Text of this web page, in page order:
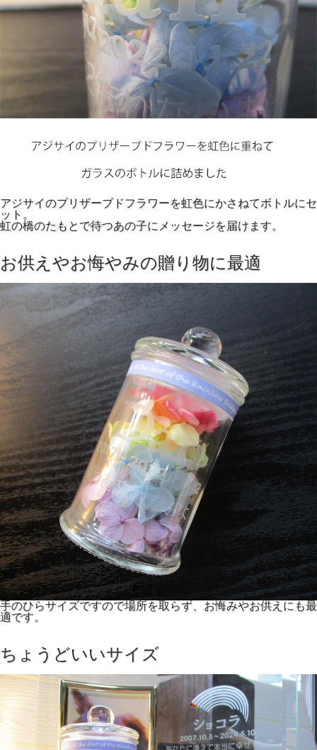
アジサイのプリザーブドフラワーを虹色にかさねてボトルにセ
ット。
虹の橋のたもとで待つあの子にメッセージを届けます。
お供えやお悔やみの贈り物に最適
手のひらサイズですので場所を取らず、お悔みやお供えにも最
適です。
ちょうどいいサイズ